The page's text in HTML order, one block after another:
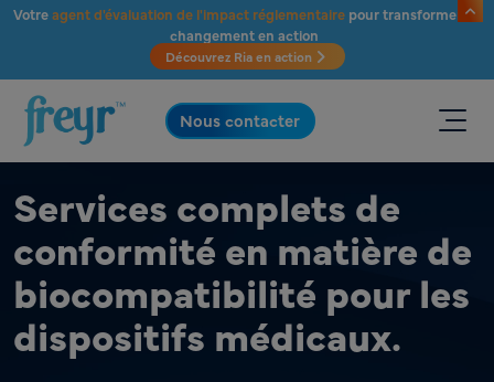
Passer au contenu principal
Votreagent d'évaluation de l'impact réglementairepour transformer le
changement en action
Découvrez Ria en action
.
Nous contacter
Services complets de
conformité en matière de
biocompatibilité pour les
dispositifs médicaux.